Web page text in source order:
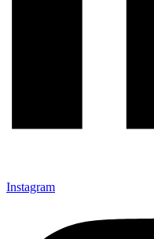
Instagram